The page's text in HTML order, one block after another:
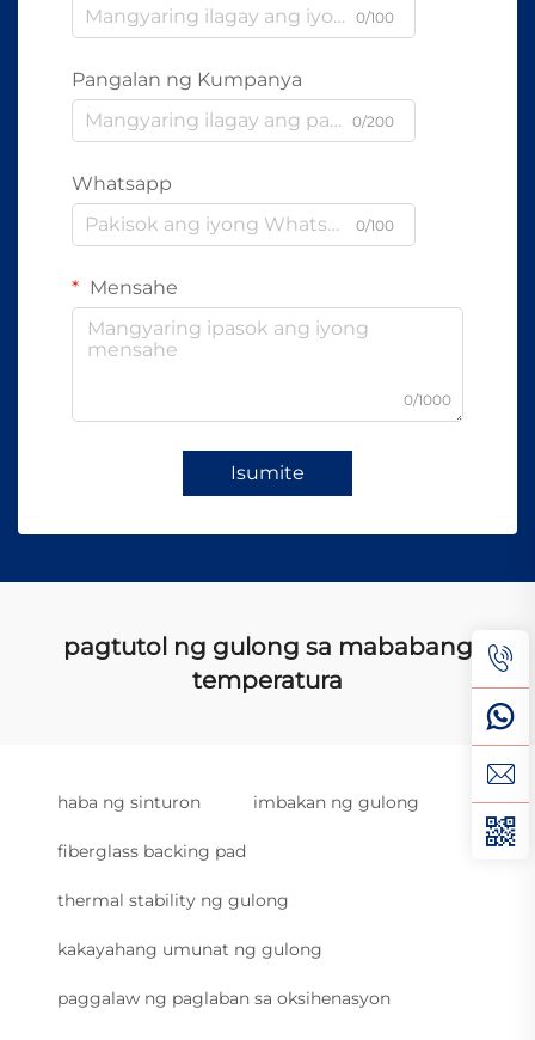
0/100
Pangalan ng Kumpanya
0/200
Whatsapp
0/100
Mensahe
0/1000
Isumite
pagtutol ng gulong sa mababang
temperatura
haba ng sinturon imbakan ng gulong
fiberglass backing pad
thermal stability ng gulong
kakayahang umunat ng gulong
paggalaw ng paglaban sa oksihenasyon